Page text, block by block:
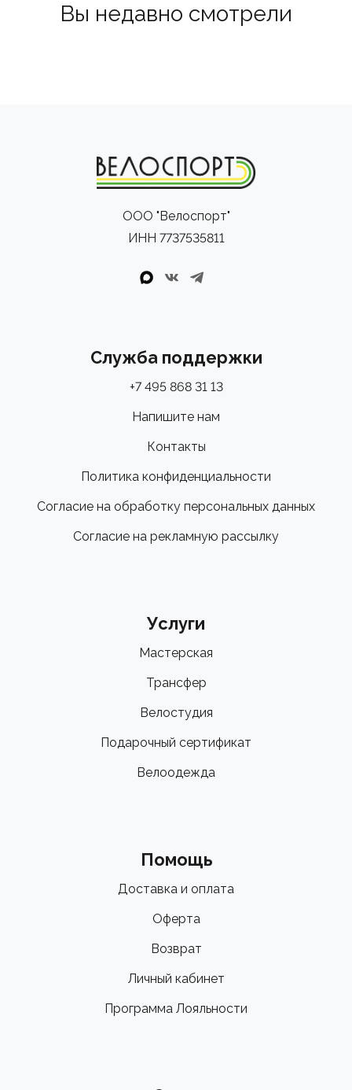
Вы недавно смотрели
ООО "Велоспорт"
ИНН 7737535811
Служба поддержки
+7 495 868 31 13
Напишите нам
Контакты
Политика конфиденциальности
Согласие на обработку персональных данных
Согласие на рекламную рассылку
Услуги
Мастерская
Трансфер
Велостудия
Подарочный сертификат
Велоодежда
Помощь
Доставка и оплата
Оферта
Возврат
Личный кабинет
Программа Лояльности